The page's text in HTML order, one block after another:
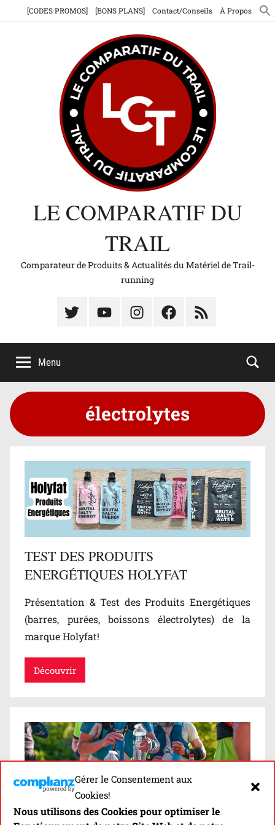
Gérer le Consentement aux
Cookies!
Nous utilisons des Cookies pour optimiser le
[CODES PROMOS] [BONS PLANS] Contact/Conseils À Propos
LE COMPARATIF DU
TRAIL
Comparateur de Produits & Actualités du Matériel de Trail-
running
Élément
menu
Élément
menu
Élément
menu
Élément
menu
Élément
menu
Menu
électrolytes
TEST DES PRODUITS
ENERGÉTIQUES HOLYFAT
Présentation & Test des Produits Energétiques
(barres, purées, boissons électrolytes) de la
marque Holyfat!
Découvrir
SÉLECTION DES MEILLEURES